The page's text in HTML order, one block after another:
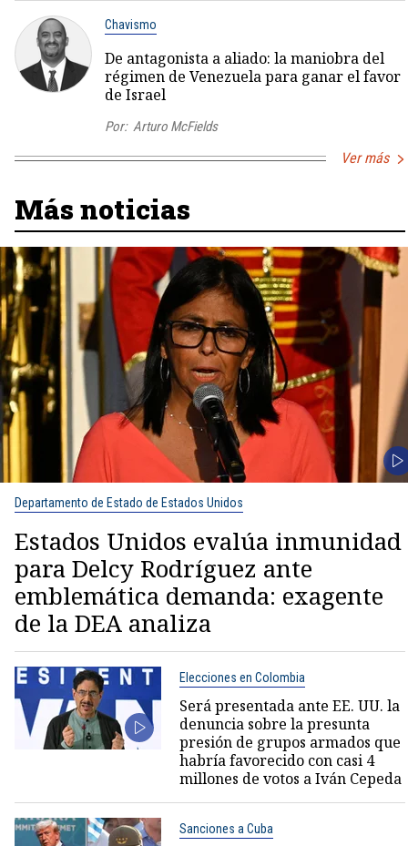
Chavismo
De antagonista a aliado: la maniobra del
régimen de Venezuela para ganar el favor
de Israel
Por: Arturo McFields
Ver más
Más noticias
Departamento de Estado de Estados Unidos
Estados Unidos evalúa inmunidad
para Delcy Rodríguez ante
emblemática demanda: exagente
de la DEA analiza
Elecciones en Colombia
Será presentada ante EE. UU. la
denuncia sobre la presunta
presión de grupos armados que
habría favorecido con casi 4
millones de votos a Iván Cepeda
Sanciones a Cuba